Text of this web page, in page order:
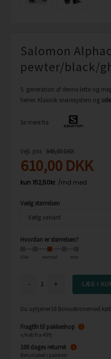
Salomon
pewter/black/
5. generation af denne lette og
herrer. Klassisk snøresystem og
Se mere fra
Vejl. pris 949,00 DKK
610,00 DKK
Vælg størrelsen
Hvordan er størrelsen?
lille normal stor
- +
Du optjener18 Bonuskronerved
Fragtfri til pakkeshop
v/køb fra 499,-
i
100 dages returret
Returlabel i pakken
i